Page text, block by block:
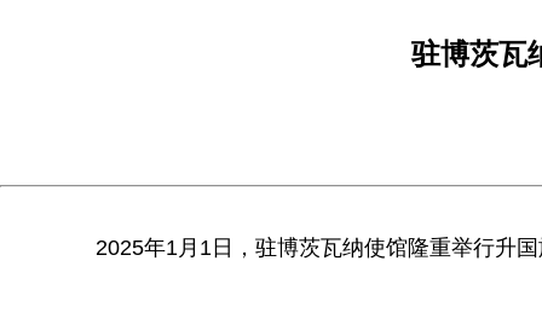
驻博茨瓦
2025年1月1日，驻博茨瓦纳使馆隆重举行升国